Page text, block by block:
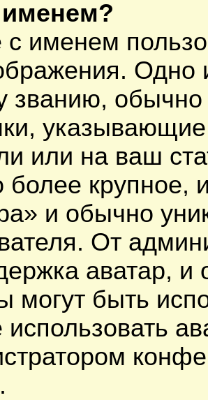
именем
Одно
обычно
или на ваш
крупное,
и обычно
От
аватар, и
могут быть